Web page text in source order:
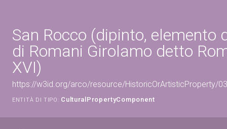
San Rocco (dipinto, elemento
di Romani Girolamo detto
XVI)
https://w3id.org/arco/resource/HistoricOrArtisticProperty/
ENTITÀ DI TIPO: CulturalPropertyComponent